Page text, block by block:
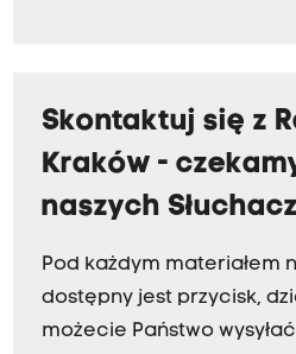
Skontaktuj się z
Kraków -
naszych
Pod każdym materiałem
dostępny jest przycisk,
możecie Państwo